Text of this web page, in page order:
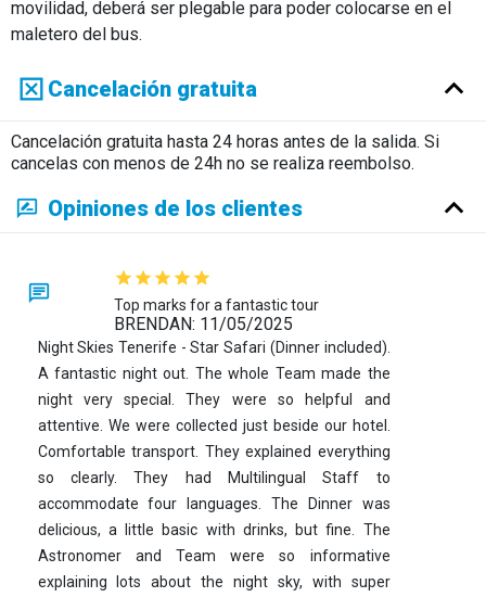
movilidad, deberá ser plegable para poder colocarse en el
maletero del bus.
Cancelación gratuita
Cancelación gratuita hasta 24 horas antes de la salida. Si
cancelas con menos de 24h no se realiza reembolso.
Opiniones de los clientes
Top marks for a fantastic tour
BRENDAN: 11/05/2025
Night Skies Tenerife - Star Safari (Dinner included).
A fantastic night out. The whole Team made the
night very special. They were so helpful and
attentive. We were collected just beside our hotel.
Comfortable transport. They explained everything
so clearly. They had Multilingual Staff to
accommodate four languages. The Dinner was
delicious, a little basic with drinks, but fine. The
Astronomer and Team were so informative
explaining lots about the night sky, with super